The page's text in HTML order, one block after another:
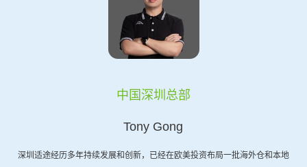
中国深圳总部
Tony Gong
深圳适途经历多年持续发展和创新，已经在欧美投资布局一批海外仓和本地